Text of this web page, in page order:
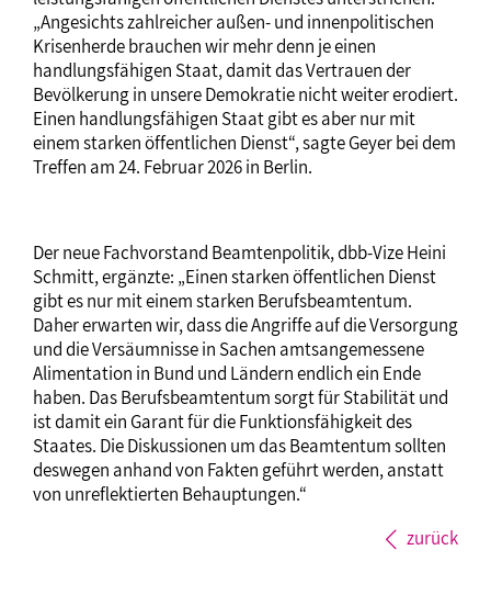
„Angesichts zahlreicher außen- und innenpolitischen
Krisenherde brauchen wir mehr denn je einen
handlungsfähigen Staat, damit das Vertrauen der
Bevölkerung in unsere Demokratie nicht weiter erodiert.
Einen handlungsfähigen Staat gibt es aber nur mit
einem starken öffentlichen Dienst“, sagte Geyer bei dem
Treffen am 24. Februar 2026 in Berlin.
Der neue Fachvorstand Beamtenpolitik, dbb-Vize Heini
Schmitt, ergänzte: „Einen starken öffentlichen Dienst
gibt es nur mit einem starken Berufsbeamtentum.
Daher erwarten wir, dass die Angriffe auf die Versorgung
und die Versäumnisse in Sachen amtsangemessene
Alimentation in Bund und Ländern endlich ein Ende
haben. Das Berufsbeamtentum sorgt für Stabilität und
ist damit ein Garant für die Funktionsfähigkeit des
Staates. Die Diskussionen um das Beamtentum sollten
deswegen anhand von Fakten geführt werden, anstatt
von unreflektierten Behauptungen.“
zurück